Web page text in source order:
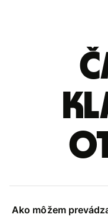
Ako môžem